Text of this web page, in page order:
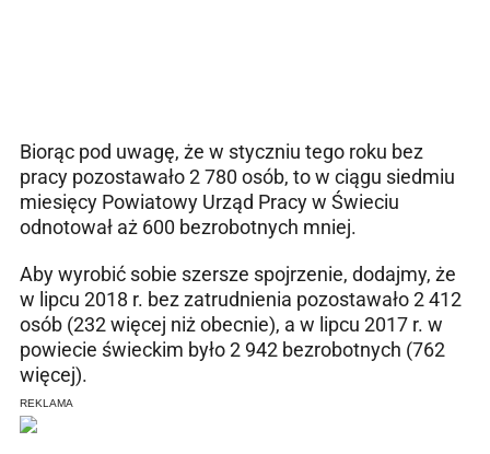
Biorąc pod uwagę, że w styczniu tego roku bez
pracy pozostawało 2 780 osób, to w ciągu siedmiu
miesięcy Powiatowy Urząd Pracy w Świeciu
odnotował aż 600 bezrobotnych mniej.
Aby wyrobić sobie szersze spojrzenie, dodajmy, że
w lipcu 2018 r. bez zatrudnienia pozostawało 2 412
osób (232 więcej niż obecnie), a w lipcu 2017 r. w
powiecie świeckim było 2 942 bezrobotnych (762
więcej).
REKLAMA